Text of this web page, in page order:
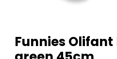
Funnies